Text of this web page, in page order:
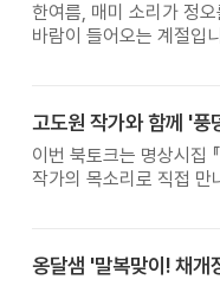
한여름, 매미 소리가 정
바람이 들어오는 계절입
고도원 작가와 함께 '풍
이번 북토크는 명상시집
작가의 목소리로 직접 만
옹달샘 '말복맞이! 채개